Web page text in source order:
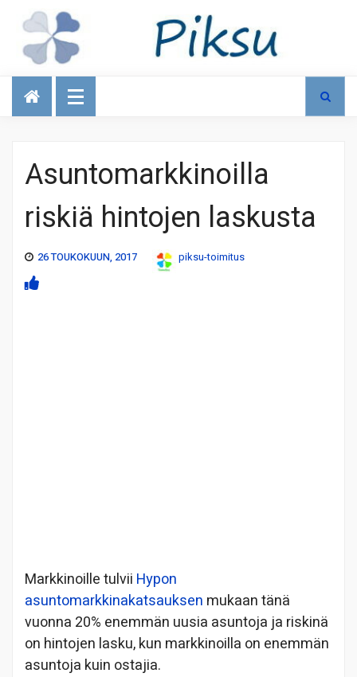
Talous
Asuntomarkkinoilla
riskiä hintojen laskusta
26 TOUKOKUUN, 2017 piksu-toimitus
Markkinoille tulvii Hypon
asuntomarkkinakatsauksen mukaan tänä
vuonna 20% enemmän uusia asuntoja ja riskinä
on hintojen lasku, kun markkinoilla on enemmän
asuntoja kuin ostajia.